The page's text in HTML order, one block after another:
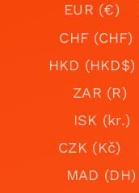
EUR (€)
CHF (CHF)
HKD (HKD$)
ZAR (R)
ISK (kr.)
CZK (Kč)
MAD (DH)